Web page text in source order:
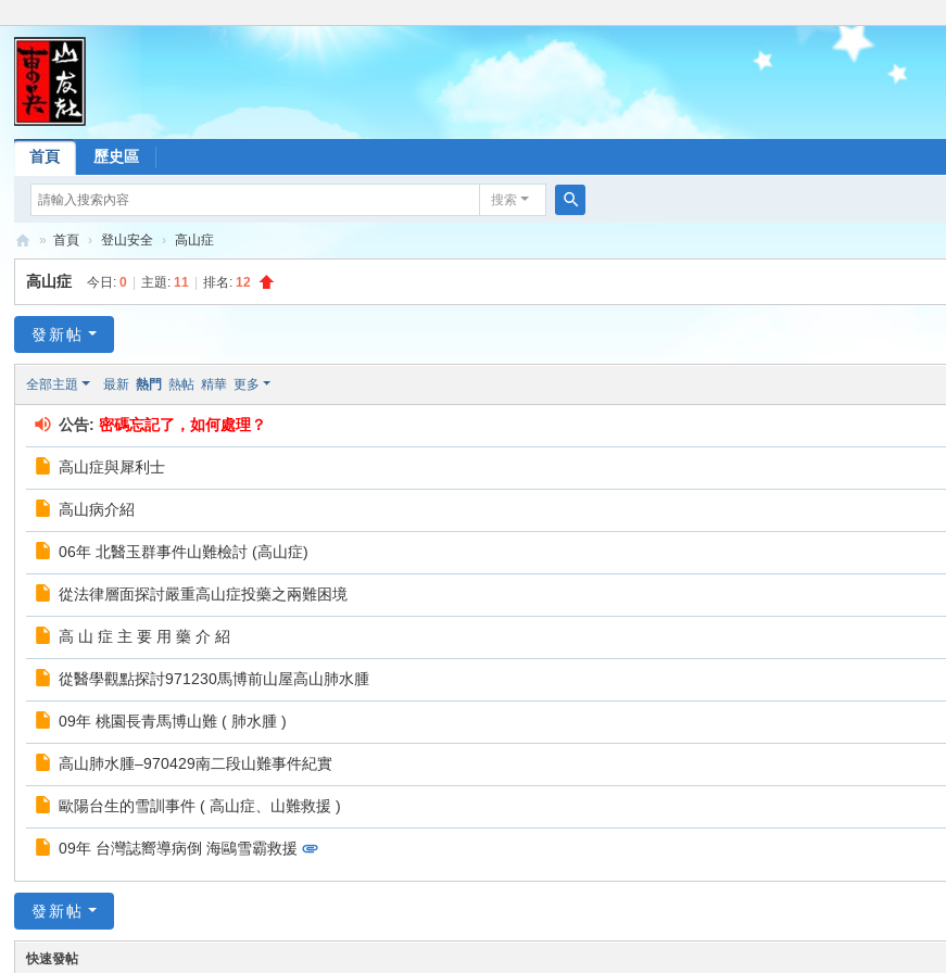
首頁 歷史區
搜索
索
東
吳
山
友
» 首頁 › 登山安全 › 高山症
高山症 今日:0 主題:11 排名:12
發新帖
全部主題 最新 熱門 熱帖 精華 更多
公告:密碼忘記了，如何處理？
高山症與犀利士
高山病介紹
06年 北醫玉群事件山難檢討 (高山症)
從法律層面探討嚴重高山症投藥之兩難困境
高 山 症 主 要 用 藥 介 紹
從醫學觀點探討971230馬博前山屋高山肺水腫
09年 桃園長青馬博山難 ( 肺水腫 )
高山肺水腫–970429南二段山難事件紀實
歐陽台生的雪訓事件 ( 高山症、山難救援 )
09年 台灣誌嚮導病倒 海鷗雪霸救援
發新帖
快速發帖